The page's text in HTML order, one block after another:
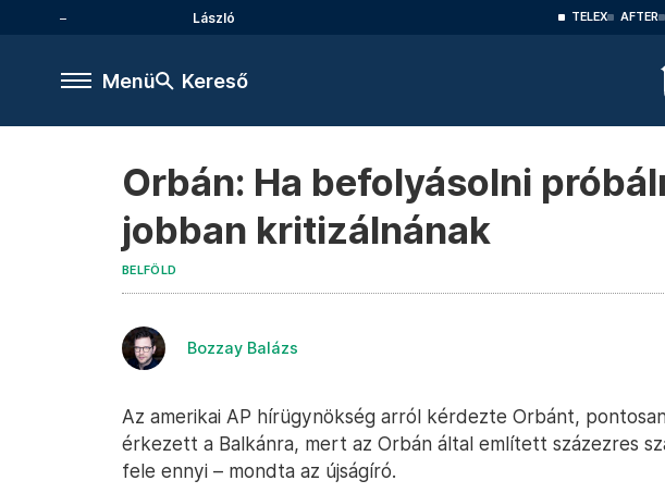
László TELEX AFTER
Menü Kereső
Orbán: Ha befolyásolni
jobban kritizálnának
BELFÖLD
Bozzay Balázs
Az amerikai AP hírügynökség arról kérdezte Orbánt,
érkezett a Balkánra, mert az Orbán által említett százezres
fele ennyi – mondta az újságíró.